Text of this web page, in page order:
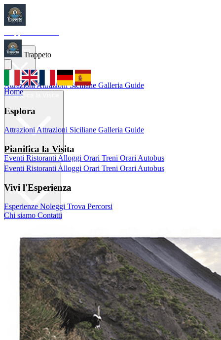
Home
AttrazioniAttrazioni Siciliane Galleria Guide
Eventi Ristoranti Alloggi Orari Treni Orari Autobus
Chi siamoContatti
Italiano English Français Deutsch Español
Menu
Trappeto
Home
Esplora
AttrazioniAttrazioni Siciliane Galleria Guide
Pianifica la Visita
Eventi Ristoranti Alloggi Orari Treni Orari Autobus
Vivi l'Esperienza
Esperienze Noleggi Trova Percorsi
Chi siamo Contatti